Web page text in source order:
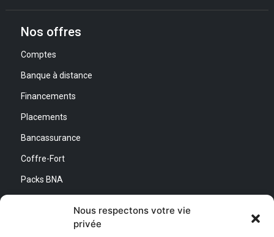
Nous respectons votre vie
privée
Nos offres
Comptes
Banque à distance
Financements
Placements
Bancassurance
Coffre-Fort
Packs BNA